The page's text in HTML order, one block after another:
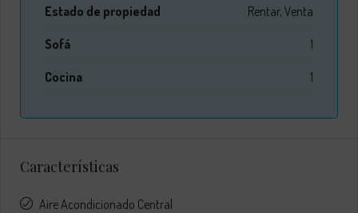
Estado de propiedad Rentar, Venta
Sofá 1
Cocina 1
Características
Aire Acondicionado Central